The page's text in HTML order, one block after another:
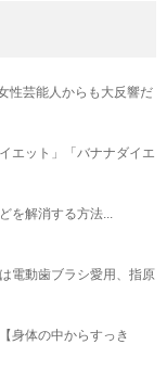
性芸能人からも大反響だ
エット」「バナナダイエ
を解消する方法...
電動歯ブラシ愛用、指原
身体の中からすっき